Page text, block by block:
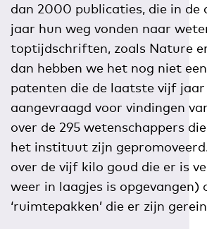
dan 2000 publicaties, die in de
jaar hun weg vonden naar
toptijdschriften, zoals Nature
dan hebben we het nog niet
patenten die de laatste vijf jaar
aangevraagd voor vindingen
over de 295 wetenschappers
het instituut zijn
over de vijf kilo goud die er is
weer in laagjes is
‘ruimtepakken’ die er zijn